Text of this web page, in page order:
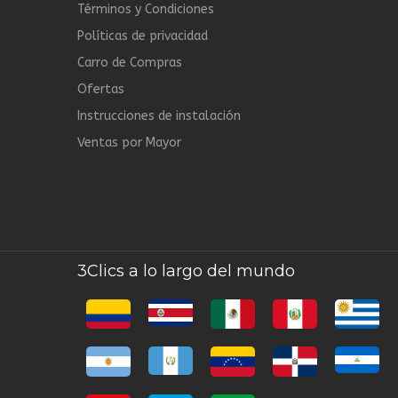
Términos y Condiciones
Políticas de privacidad
Carro de Compras
Ofertas
Instrucciones de instalación
Ventas por Mayor
3Clics a lo largo del mundo